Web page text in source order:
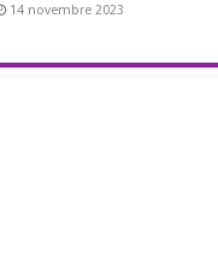
14 novembre 2023